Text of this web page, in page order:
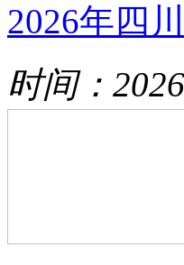
2026年四
时间：